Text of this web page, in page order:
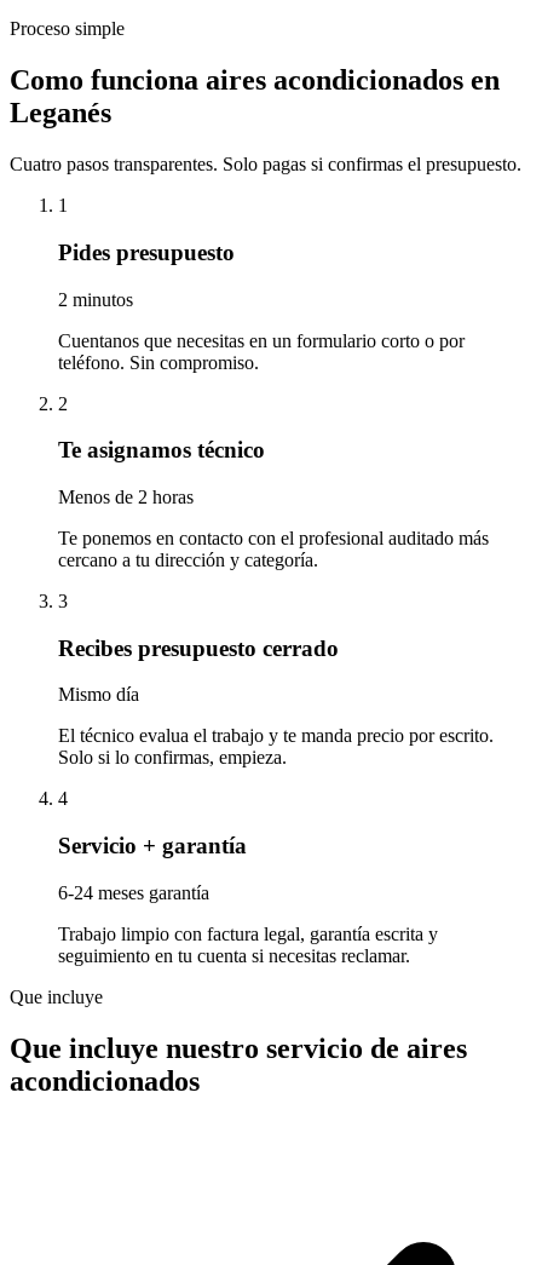
Proceso simple
Como funciona aires acondicionados en
Leganés
Cuatro pasos transparentes. Solo pagas si confirmas el presupuesto.
1
Pides presupuesto
2 minutos
Cuentanos que necesitas en un formulario corto o por
teléfono. Sin compromiso.
2
Te asignamos técnico
Menos de 2 horas
Te ponemos en contacto con el profesional auditado más
cercano a tu dirección y categoría.
3
Recibes presupuesto cerrado
Mismo día
El técnico evalua el trabajo y te manda precio por escrito.
Solo si lo confirmas, empieza.
4
Servicio + garantía
6-24 meses garantía
Trabajo limpio con factura legal, garantía escrita y
seguimiento en tu cuenta si necesitas reclamar.
Que incluye
Que incluye nuestro servicio de aires
acondicionados